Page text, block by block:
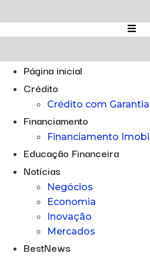
para
o
Página inicial
Crédito
Crédito com
Financiamento
Financiamento
Educação Financeira
Notícias
Negócios
Economia
Inovação
Mercados
BestNews